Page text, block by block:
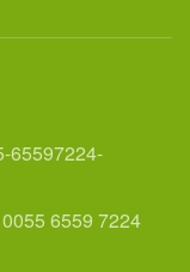
65597224-
6559 7224